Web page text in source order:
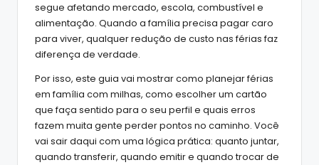
segue afetando mercado, escola, combustível e
alimentação. Quando a família precisa pagar caro
para viver, qualquer redução de custo nas férias faz
diferença de verdade.
Por isso, este guia vai mostrar como planejar férias
em família com milhas, como escolher um cartão
que faça sentido para o seu perfil e quais erros
fazem muita gente perder pontos no caminho. Você
vai sair daqui com uma lógica prática: quanto juntar,
quando transferir, quando emitir e quando trocar de